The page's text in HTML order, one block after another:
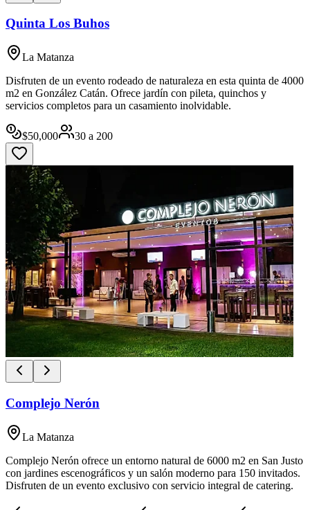
Quinta Los Buhos
La Matanza
Disfruten de un evento rodeado de naturaleza en esta quinta de 4000
m2 en González Catán. Ofrece jardín con pileta, quinchos y
servicios completos para un casamiento inolvidable.
$50,000 30 a 200
Complejo Nerón
La Matanza
Complejo Nerón ofrece un entorno natural de 6000 m2 en San Justo
con jardines escenográficos y un salón moderno para 150 invitados.
Disfruten de un evento exclusivo con servicio integral de catering.